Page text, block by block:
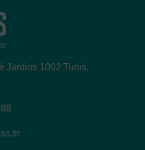
Jardins 1002 Tunis,